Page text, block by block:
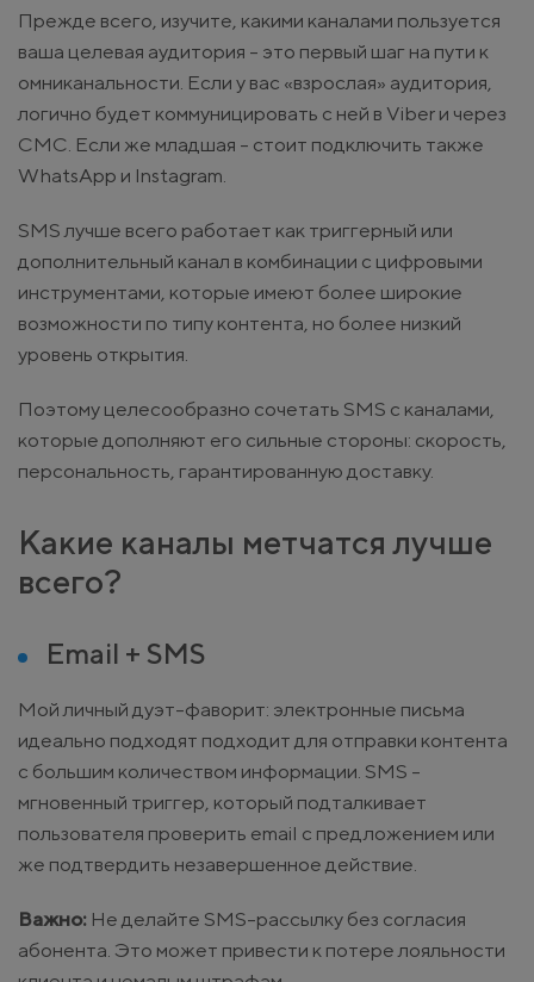
Прежде всего, изучите, какими каналами пользуется
ваша целевая аудитория - это первый шаг на пути к
омниканальности. Если у вас «взрослая» аудитория,
логично будет коммуницировать с ней в Viber и через
СМС. Если же младшая - стоит подключить также
WhatsApp и Instagram.
SMS лучше всего работает как триггерный или
дополнительный канал в комбинации с цифровыми
инструментами, которые имеют более широкие
возможности по типу контента, но более низкий
уровень открытия.
Поэтому целесообразно сочетать SMS с каналами,
которые дополняют его сильные стороны: скорость,
персональность, гарантированную доставку.
Какие каналы метчатся лучше
всего?
Email + SMS
Мой личный дуэт-фаворит: электронные письма
идеально подходят подходит для отправки контента
с большим количеством информации. SMS -
мгновенный триггер, который подталкивает
пользователя проверить email с предложением или
же подтвердить незавершенное действие.
Важно: Не делайте SMS-рассылку без согласия
абонента. Это может привести к потере лояльности